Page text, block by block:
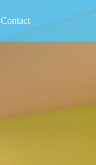
Contact